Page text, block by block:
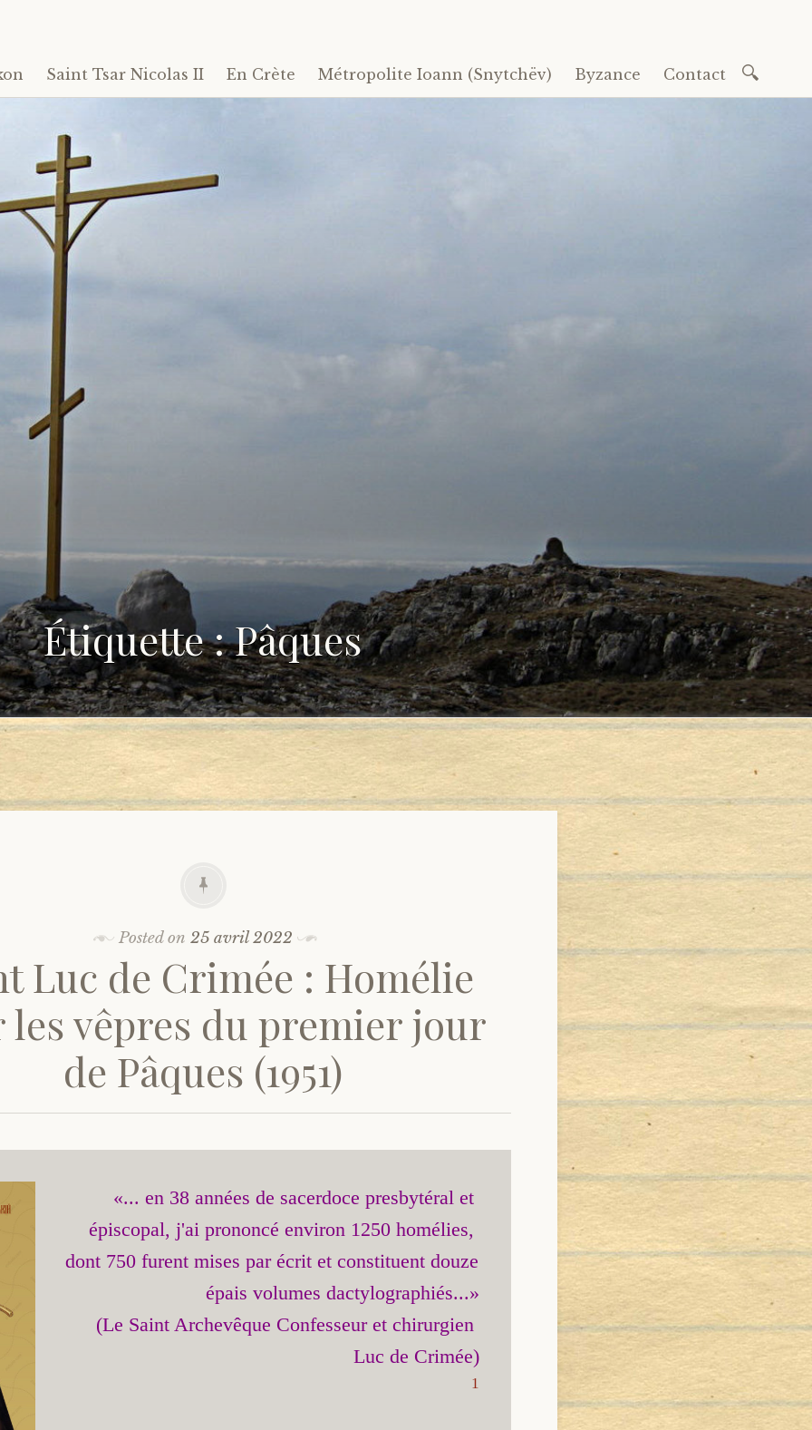
Saint Tsar Nicolas II En Crète Métropolite Ioann (Snytchëv) Byzance Contact
Étiquette : Pâques
Posted on25 avril 2022
Luc de Crimée : Homélie
les vêpres du premier jour
de Pâques (1951)
«... en 38 années de sacerdoce presbytéral et
épiscopal, j'ai prononcé environ 1250 homélies,
dont 750 furent mises par écrit et constituent douze
épais volumes dactylographiés...»
(Le Saint Archevêque Confesseur et chirurgien
Luc de Crimée)
1